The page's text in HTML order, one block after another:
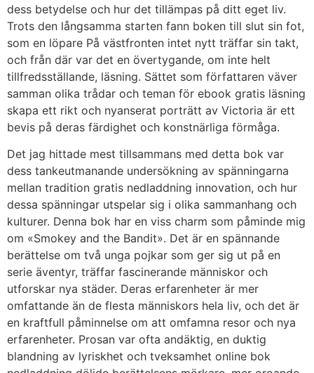
dess betydelse och hur det tillämpas på ditt eget liv.
Trots den långsamma starten fann boken till slut sin fot,
som en löpare På västfronten intet nytt träffar sin takt,
och från där var det en övertygande, om inte helt
tillfredsställande, läsning. Sättet som författaren väver
samman olika trådar och teman för ebook gratis läsning
skapa ett rikt och nyanserat porträtt av Victoria är ett
bevis på deras färdighet och konstnärliga förmåga.
Det jag hittade mest tillsammans med detta bok var
dess tankeutmanande undersökning av spänningarna
mellan tradition gratis nedladdning innovation, och hur
dessa spänningar utspelar sig i olika sammanhang och
kulturer. Denna bok har en viss charm som påminde mig
om «Smokey and the Bandit». Det är en spännande
berättelse om två unga pojkar som ger sig ut på en
serie äventyr, träffar fascinerande människor och
utforskar nya städer. Deras erfarenheter är mer
omfattande än de flesta människors hela liv, och det är
en kraftfull påminnelse om att omfamna resor och nya
erfarenheter. Prosan var ofta andäktig, en duktig
blandning av lyriskhet och tveksamhet online bok